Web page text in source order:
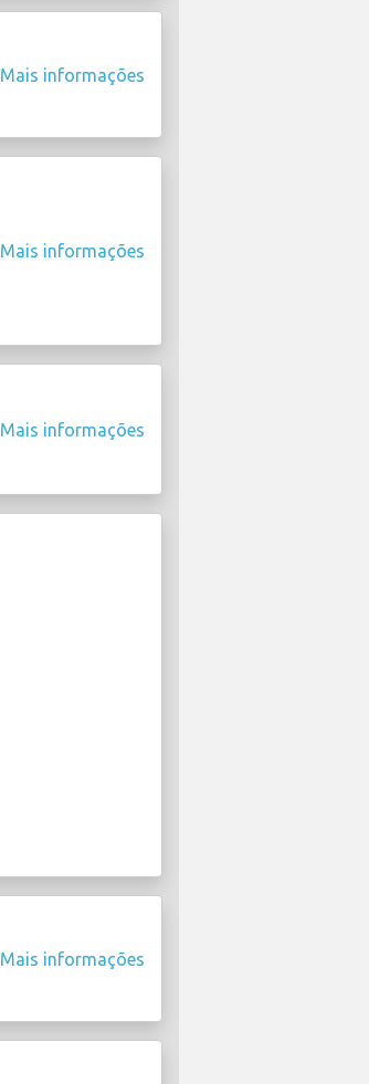
Mais informações
Mais informações
Mais informações
Mais informações